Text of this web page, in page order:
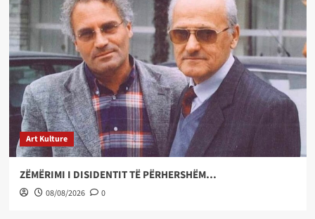
Art Kulture
ZËMËRIMI I DISIDENTIT TË PËRHERSHËM…
08/08/2026 0